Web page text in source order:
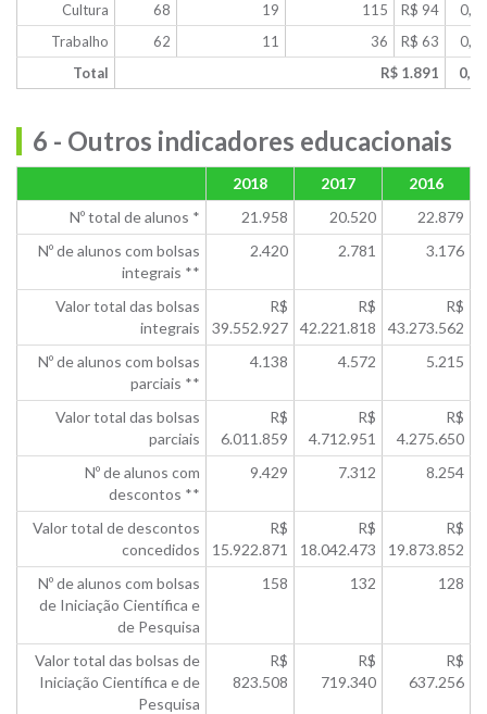
Cultura 68 19 115 R$ 94
Trabalho
62 11 36 R$ 63
Total
R$ 1.891
6 - Outros indicadores educacionais
2018 2017
2016
Nº total de alunos *
21.958 20.520
22.879
Nº de alunos com bolsas
integrais **
2.420 2.781 3.176
Valor total das bolsas
integrais
R$
39.552.927
R$
42.221.818
R$
43.273.562
Nº de alunos com bolsas
parciais **
4.138 4.572 5.215
Valor total das bolsas
parciais
R$
6.011.859
R$
4.712.951
R$
4.275.650
Nº de alunos com
descontos **
9.429 7.312 8.254
Valor total de descontos
concedidos
R$
15.922.871
R$
18.042.473
R$
19.873.852
Nº de alunos com bolsas
de Iniciação Científica e
de Pesquisa
158 132 128
Valor total das bolsas de
Iniciação Científica e de
Pesquisa
R$
823.508
R$
719.340
R$
637.256